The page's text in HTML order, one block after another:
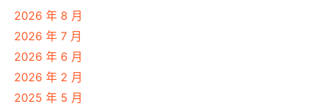
2026 年 8 月
2026 年 7 月
2026 年 6 月
2026 年 2 月
2025 年 5 月